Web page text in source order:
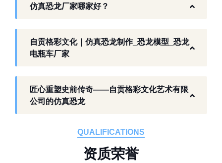
生态。自贡格彩文化艺术有限公司扎根本地产
以工厂生产能力，为各地客户提供史前主题相
关产品与服务。
工厂生产基础 构建恐龙产业全链服务
作为开展史前仿真模型生产的恐龙制作工厂，
板仓工业园，拥有标准化生产车间、配套生产
品的恐龙制作公司。公司采用按需定制模式，
仿真恐龙厂家哪家好？
自贡格彩文化｜仿真恐龙制作_恐龙模型_恐龙
电瓶车厂家
匠心重塑史前传奇——自贡格彩文化艺术有限
公司的仿真恐龙
QUALIFICATIONS
资质荣誉